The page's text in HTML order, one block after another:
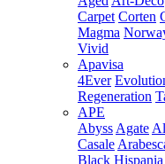
Carpet Corten
Magma
Vivid
Apavisa
4Ever
Regeneration
APE
Abyss Agate
Casale
Black Hispania